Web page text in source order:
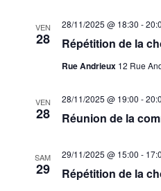
VEN
28 Répétition de la
28/11/2025 @ 18:30 -
Rue Andrieux 12 Rue
VEN
28 Réunion de la
28/11/2025 @ 19:00 -
SAM
29 Répétition de la
29/11/2025 @ 15:00 -